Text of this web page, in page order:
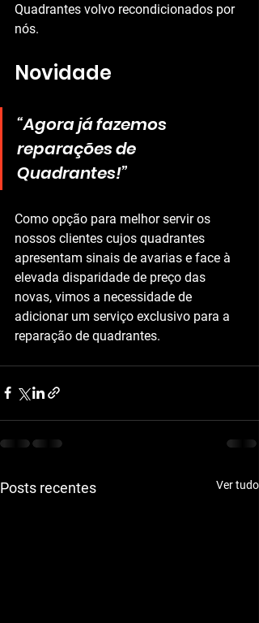
Quadrantes volvo recondicionados por
nós.
Novidade
“Agora já fazemos
reparações de
Quadrantes!”
Como opção para melhor servir os
nossos clientes cujos quadrantes
apresentam sinais de avarias e face à
elevada disparidade de preço das
novas, vimos a necessidade de
adicionar um serviço exclusivo para a
reparação de quadrantes.
Posts recentes Ver tudo